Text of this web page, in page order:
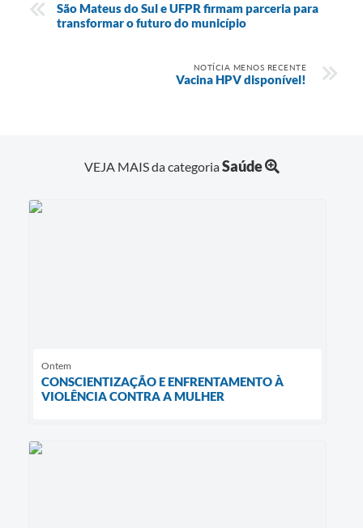
Contato
São Mateus do Sul e UFPR firmam parceria para
transformar o futuro do município
NOTÍCIA MENOS RECENTE
Vacina HPV disponível!
VEJA MAIS da categoriaSaúde
Ontem
CONSCIENTIZAÇÃO E ENFRENTAMENTO À
VIOLÊNCIA CONTRA A MULHER